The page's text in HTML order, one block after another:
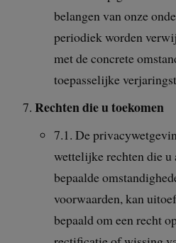
belangen van onze
periodiek worden
met de concrete
toepasselijke
Rechten die u toekomen
7.1. De
wettelijke rechten die
bepaalde
voorwaarden, kan
bepaald om een recht